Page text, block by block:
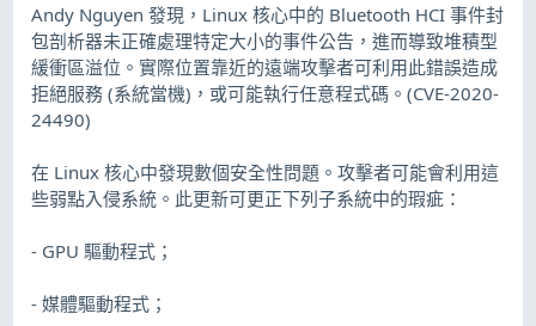
Andy Nguyen 發現，Linux 核心中的 Bluetooth HCI 事件封
包剖析器未正確處理特定大小的事件公告，進而導致堆積型
緩衝區溢位。實際位置靠近的遠端攻擊者可利用此錯誤造成
拒絕服務 (系統當機)，或可能執行任意程式碼。(CVE-2020-
24490)
在 Linux 核心中發現數個安全性問題。攻擊者可能會利用這
些弱點入侵系統。此更新可更正下列子系統中的瑕疵：
- GPU 驅動程式；
- 媒體驅動程式；